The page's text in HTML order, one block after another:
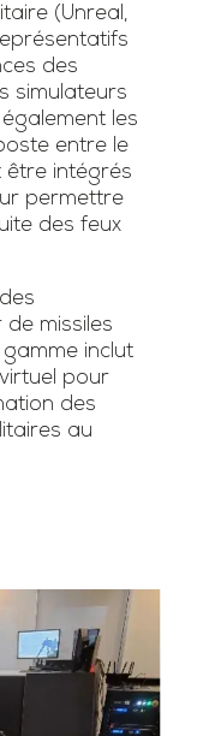
(Unreal,
des
simulateurs
les
entre le
être intégrés
permettre
des feux
missiles
inclut
pour
des
au